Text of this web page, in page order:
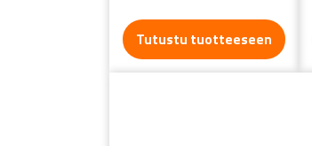
Tutustu tuotteeseen